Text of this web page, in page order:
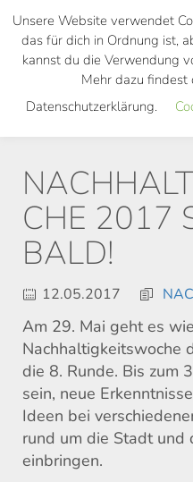
Skip
main
CHE 2017
BALD!
12.05.2017
Am 29. Mai geht es
Nachhaltigkeitswoche
die 8. Runde. Bis zum
sein, neue
Ideen bei
rund um die Stadt und
einbringen.
Unsere Website verwendet
das für dich in Ordnung ist,
kannst du die Verwendung
Mehr dazu findest
Datenschutzerklärung.